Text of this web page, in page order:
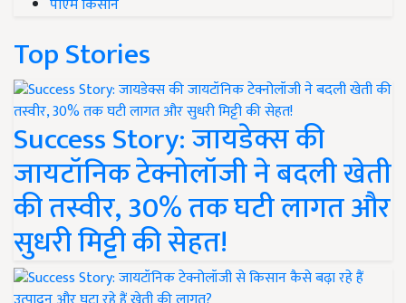
पीएम किसान
Top Stories
Success Story: जायडेक्स की
जायटॉनिक टेक्नोलॉजी ने बदली खेती
की तस्वीर, 30% तक घटी लागत और
सुधरी मिट्टी की सेहत!